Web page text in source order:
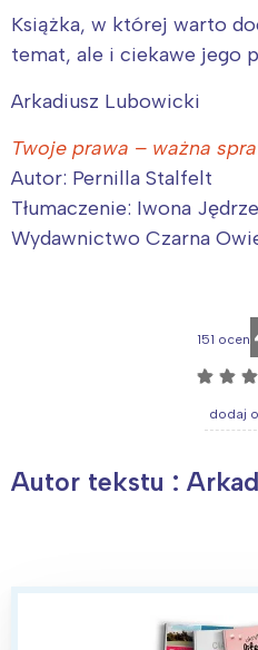
Książka, w której warto
temat, ale i ciekawe jego
Arkadiusz Lubowicki
Twoje prawa – ważna
Autor: Pernilla Stalfelt
Tłumaczenie: Iwona
Wydawnictwo Czarna
151 ocen
☆ ☆ ☆
dodaj
Autor tekstu :